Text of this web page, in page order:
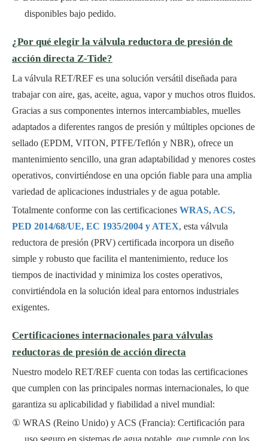
disponibles bajo pedido.
¿Por qué elegir la válvula reductora de presión de
acción directa Z-Tide?
La válvula RET/REF es una solución versátil diseñada para
trabajar con aire, gas, aceite, agua, vapor y muchos otros fluidos.
Gracias a sus componentes internos intercambiables, muelles
adaptados a diferentes rangos de presión y múltiples opciones de
sellado (EPDM, VITON, PTFE/Teflón y NBR), ofrece un
mantenimiento sencillo, una gran adaptabilidad y menores costes
operativos, convirtiéndose en una opción fiable para una amplia
variedad de aplicaciones industriales y de agua potable.
Totalmente conforme con las certificaciones WRAS, ACS,
PED 2014/68/UE, EC 1935/2004 y ATEX, esta válvula
reductora de presión (PRV) certificada incorpora un diseño
simple y robusto que facilita el mantenimiento, reduce los
tiempos de inactividad y minimiza los costes operativos,
convirtiéndola en la solución ideal para entornos industriales
exigentes.
Certificaciones internacionales para válvulas
reductoras de presión de acción directa
Nuestro modelo RET/REF cuenta con todas las certificaciones
que cumplen con las principales normas internacionales, lo que
garantiza su aplicabilidad y fiabilidad a nivel mundial:
WRAS (Reino Unido) y ACS (Francia): Certificación para
uso seguro en sistemas de agua potable, que cumple con los